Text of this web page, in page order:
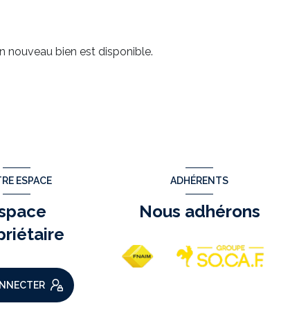
nouveau bien est disponible.
ESPACE ADHÉRENTS
Nous adhérons